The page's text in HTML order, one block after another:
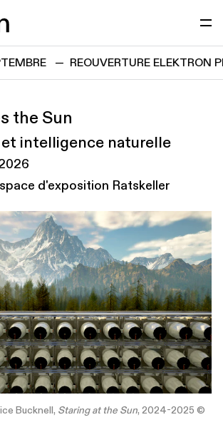
— REOUVERTURE ELEKTRON
the Sun
intelligence naturelle
d'exposition Ratskeller
Bucknell, Staring at the Sun, 2024-2025 ©